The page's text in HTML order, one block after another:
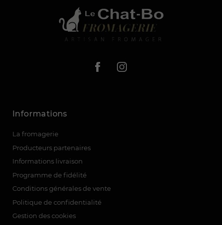
Informations
La fromagerie
Producteurs partenaires
Informations livraison
Programme de fidélité
Conditions générales de vente
Politique de confidentialité
Gestion des cookies